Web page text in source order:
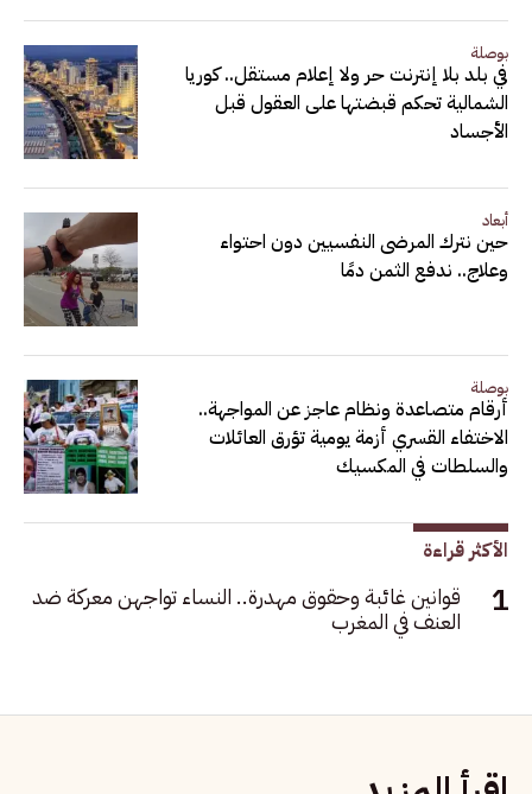
بوصلة
في بلد بلا إنترنت حر ولا إعلام مستقل.. كوريا
الشمالية تحكم قبضتها على العقول قبل
الأجساد
أبعاد
حين نترك المرضى النفسيين دون احتواء
وعلاج.. ندفع الثمن دمًا
بوصلة
أرقام متصاعدة ونظام عاجز عن المواجهة..
الاختفاء القسري أزمة يومية تؤرق العائلات
والسلطات في المكسيك
الأكثر قراءة
قوانين غائبة وحقوق مهدرة.. النساء تواجهن معركة ضد
العنف في المغرب